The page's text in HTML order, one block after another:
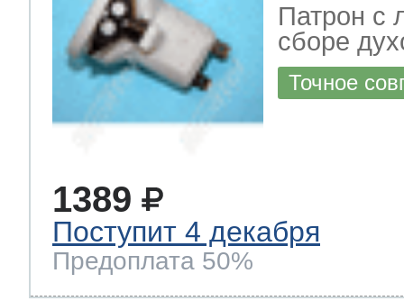
Патрон с
сборе
Точное
1389
Поступит 4 декабря
Предоплата 50%